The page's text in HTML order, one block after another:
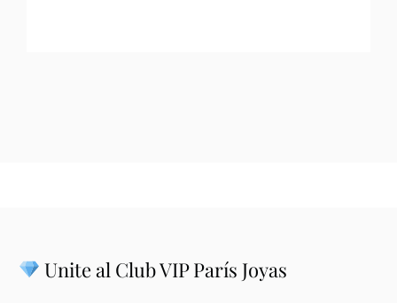
Unite al Club VIP París Joyas